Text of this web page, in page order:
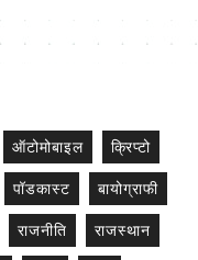
ऑटोमोबाइल
क्रिप्टो
पॉडकास्ट
बायोग्राफी
राजनीति
राजस्थान